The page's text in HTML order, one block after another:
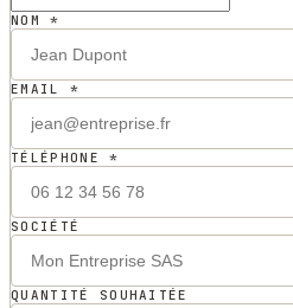
NOM *
EMAIL *
TÉLÉPHONE *
SOCIÉTÉ
QUANTITÉ SOUHAITÉE